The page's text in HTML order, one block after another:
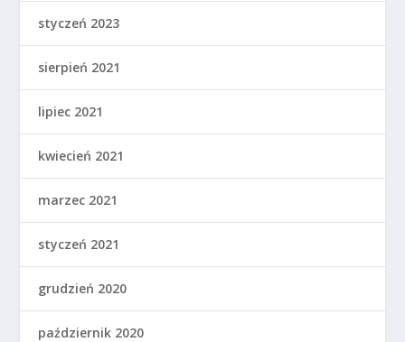
styczeń 2023
sierpień 2021
lipiec 2021
kwiecień 2021
marzec 2021
styczeń 2021
grudzień 2020
październik 2020